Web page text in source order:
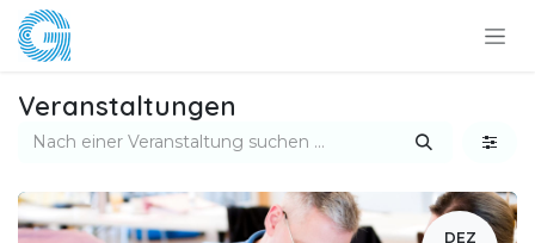
Zum Inhalt springen
Veranstaltungen
DEZ